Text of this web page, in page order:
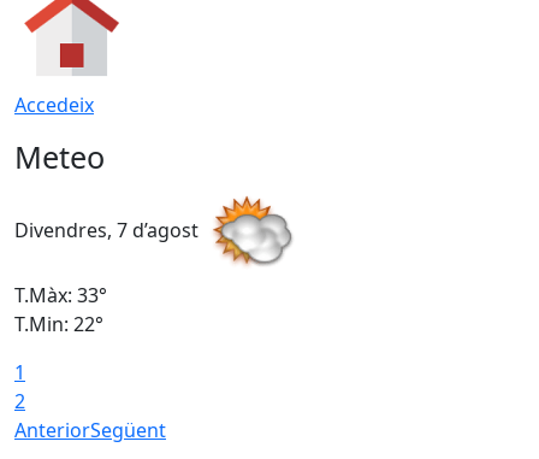
Accedeix
Meteo
Divendres, 7 d’agost
T.Màx: 33°
T.Min: 22°
1
2
AnteriorSegüent